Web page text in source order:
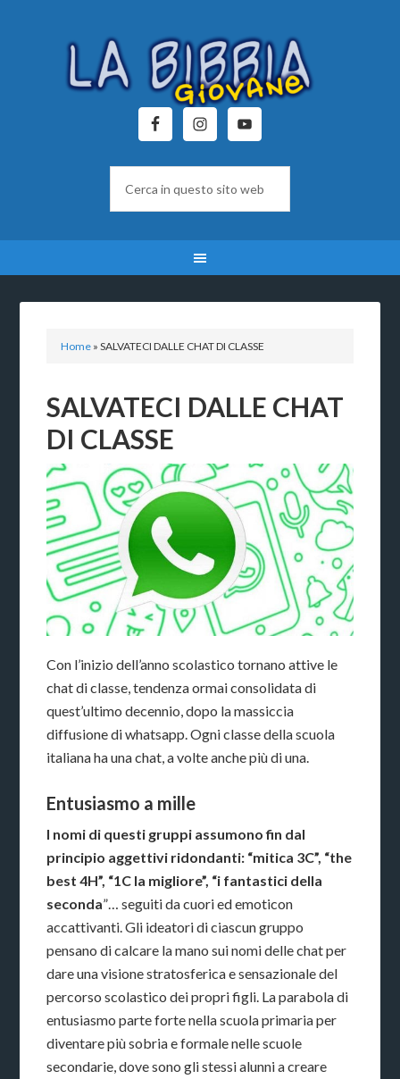
Home »SALVATECI DALLE CHAT DI CLASSE
SALVATECI DALLE CHAT
DI CLASSE
Con l’inizio dell’anno scolastico tornano attive le
chat di classe, tendenza ormai consolidata di
quest’ultimo decennio, dopo la massiccia
diffusione di whatsapp. Ogni classe della scuola
italiana ha una chat, a volte anche più di una.
Entusiasmo a mille
I nomi di questi gruppi assumono fin dal
principio aggettivi ridondanti: “mitica 3C”, “the
best 4H”, “1C la migliore”, “i fantastici della
seconda”… seguiti da cuori ed emoticon
accattivanti. Gli ideatori di ciascun gruppo
pensano di calcare la mano sui nomi delle chat per
dare una visione stratosferica e sensazionale del
percorso scolastico dei propri figli. La parabola di
entusiasmo parte forte nella scuola primaria per
diventare più sobria e formale nelle scuole
secondarie, dove sono gli stessi alunni a creare